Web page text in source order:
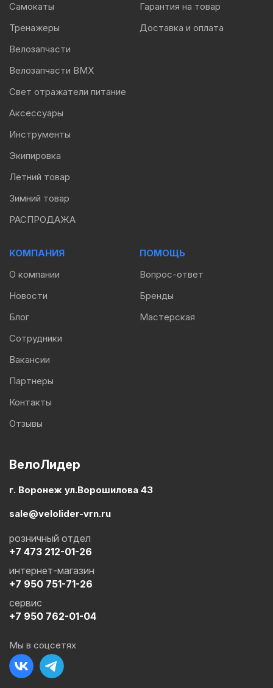
ВелоЛидер
г. Воронеж ул.Ворошилова 43
sale@velolider-vrn.ru
+7 473 212-01-26
розничный отдел
+7 950 751-71-26
интернет-магазин
+7 950 762-01-04
сервис
Мы в соцсетях
Самокаты
Тренажеры
Велозапчасти
Велозапчасти BMX
Свет отражатели питание
Аксессуары
Инструменты
Экипировка
Летний товар
Зимний товар
РАСПРОДАЖА
Гарантия на товар
Доставка и оплата
КОМПАНИЯ
О компании
Новости
Блог
Сотрудники
Вакансии
Партнеры
Контакты
Отзывы
ПОМОЩЬ
Вопрос-ответ
Бренды
Мастерская